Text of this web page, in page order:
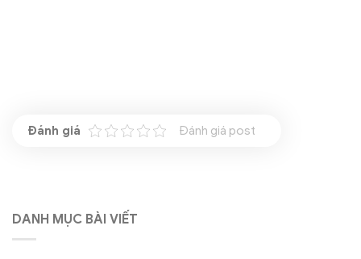
Đánh giá post
DANH MỤC BÀI VIẾT